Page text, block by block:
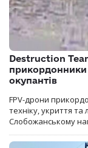
Destruction
прикордонники
окупантів
FPV-дрони
техніку, укриття та
Слобожанському